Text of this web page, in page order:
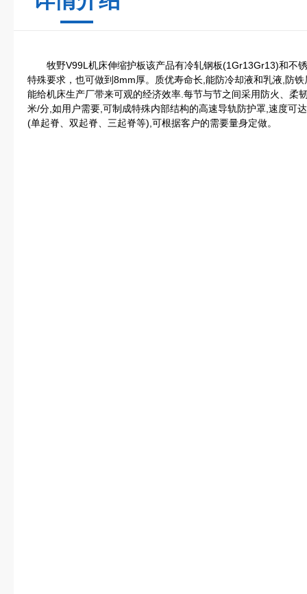
牧野V99L机床伸缩护板该产品有冷轧钢板(1Gr13Gr13)和不
特殊要求，也可做到8mm厚。质优寿命长,能防冷却液和乳液,防
能给机床生产厂带来可观的经济效率.每节与节之间采用防火、柔
米/分,如用户需要,可制成特殊内部结构的高速导轨防护罩,速度可
(单起脊、双起脊、三起脊等),可根据客户的需要量身定做。